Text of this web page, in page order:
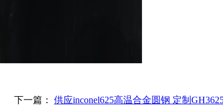
下一篇： 供应inconel625高温合金圆钢 定制